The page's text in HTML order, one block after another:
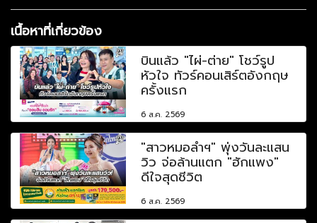
เนื้อหาที่เกี่ยวข้อง
บินแล้ว "ไผ่-ต่าย" โชว์รูป
หัวใจ ทัวร์คอนเสิร์ตอังกฤษ
ครั้งแรก
6 ส.ค. 2569
"สาวหมอลำฯ" พุ่งวันละแสน
วิว จ่อล้านแตก "ฮักแพง"
ดีใจสุดชีวิต
6 ส.ค. 2569